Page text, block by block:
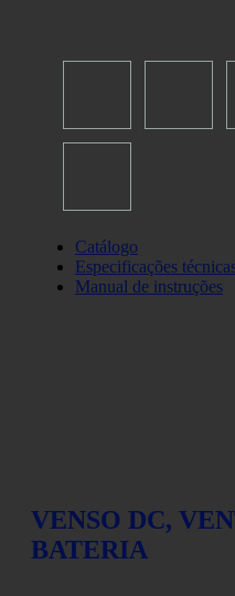
Catálogo
Especificações
Manual de instruções
VENSO DC,
BATERIA